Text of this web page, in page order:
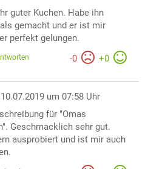
guter Kuchen. Habe ihn
gemacht und er ist mir
perfekt gelungen.
-0 +0
um 07:58 Uhr
für "Omas
Geschmacklich sehr gut.
ausprobiert und ist mir auch